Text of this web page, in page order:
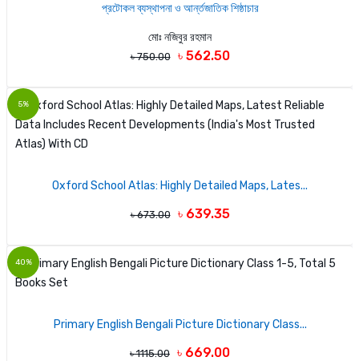
প্রটোকল ব্যস্থাপনা ও আর্ন্তজাতিক শিষ্ঠাচার
মোঃ নজিবুর রহমান
৳ 750.00 ৳ 562.50
5%
Oxford School Atlas: Highly Detailed Maps, Lates...
৳ 673.00 ৳ 639.35
40%
Primary English Bengali Picture Dictionary Class...
৳ 1115.00 ৳ 669.00